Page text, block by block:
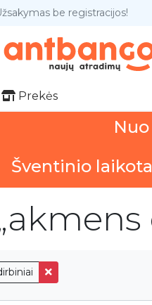
be registracijos!
Prekės
Šventinio